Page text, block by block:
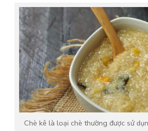
Chè kê là loại chè thường được sử